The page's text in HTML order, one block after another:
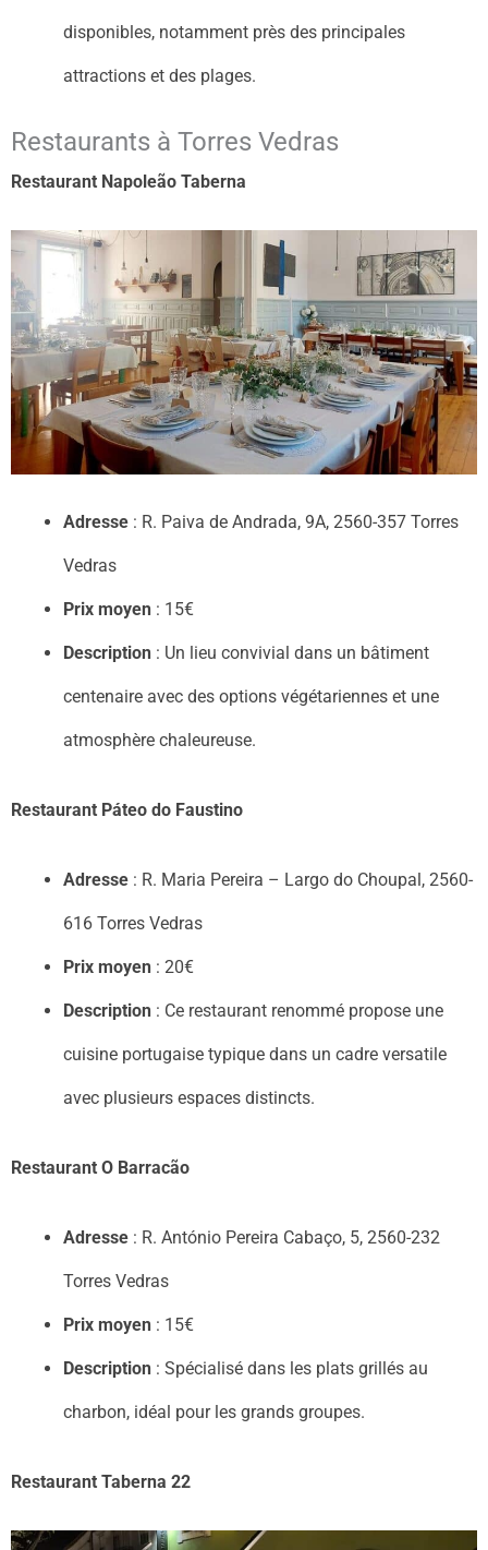
disponibles, notamment près des principales
attractions et des plages.
Restaurants à Torres Vedras
Restaurant Napoleão Taberna
Adresse : R. Paiva de Andrada, 9A, 2560-357 Torres
Vedras
Prix moyen : 15€
Description : Un lieu convivial dans un bâtiment
centenaire avec des options végétariennes et une
atmosphère chaleureuse.
Restaurant Páteo do Faustino
Adresse : R. Maria Pereira – Largo do Choupal, 2560-
616 Torres Vedras
Prix moyen : 20€
Description : Ce restaurant renommé propose une
cuisine portugaise typique dans un cadre versatile
avec plusieurs espaces distincts.
Restaurant O Barracão
Adresse : R. António Pereira Cabaço, 5, 2560-232
Torres Vedras
Prix moyen : 15€
Description : Spécialisé dans les plats grillés au
charbon, idéal pour les grands groupes.
Restaurant Taberna 22